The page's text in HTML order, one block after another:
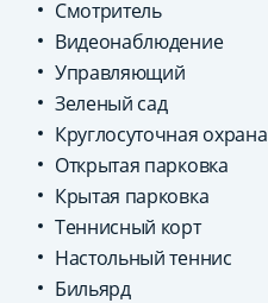
Смотритель
Видеонаблюдение
Управляющий
Зеленый сад
Круглосуточная охрана
Открытая парковка
Крытая парковка
Теннисный корт
Настольный теннис
Бильярд